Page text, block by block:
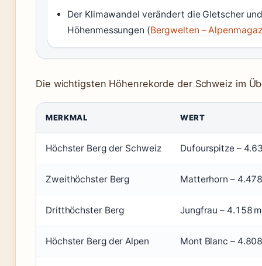
Der Klimawandel verändert die Gletscher
Höhenmessungen (Bergwelten –
Die wichtigsten Höhenrekorde der Schweiz im
MERKMAL WERT
Höchster Berg der Schweiz Dufourspitze –
Zweithöchster Berg Matterhorn –
Dritthöchster Berg Jungfrau – 4.158 m
Höchster Berg der Alpen Mont Blanc –